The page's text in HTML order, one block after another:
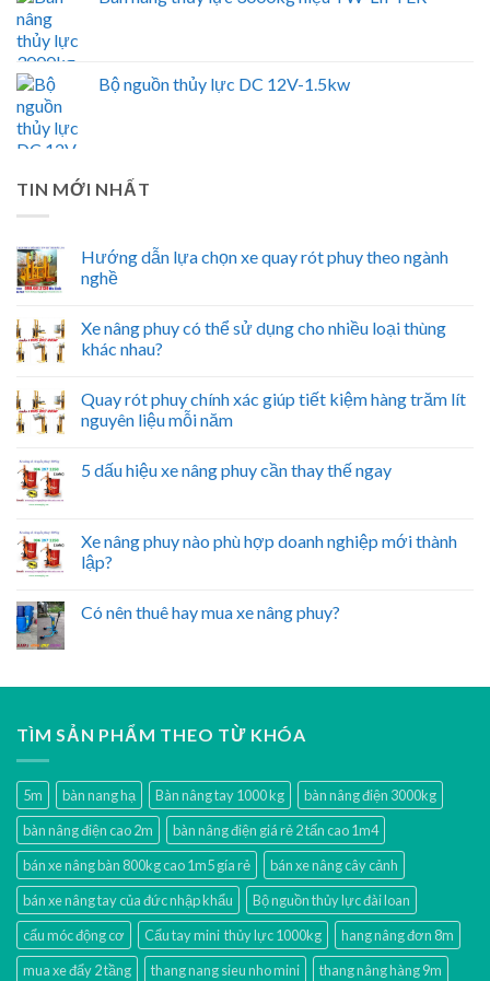
Bộ nguồn thủy lực DC 12V-1.5kw
TIN MỚI NHẤT
Hướng dẫn lựa chọn xe quay rót phuy theo ngành
nghề
Xe nâng phuy có thể sử dụng cho nhiều loại thùng
khác nhau?
Quay rót phuy chính xác giúp tiết kiệm hàng trăm lít
nguyên liệu mỗi năm
5 dấu hiệu xe nâng phuy cần thay thế ngay
Xe nâng phuy nào phù hợp doanh nghiệp mới thành
lập?
Có nên thuê hay mua xe nâng phuy?
TÌM SẢN PHẨM THEO TỪ KHÓA
5m bàn nang hạ Bàn nâng tay 1000 kg
bàn nâng điện 3000kg
bàn nâng điện cao 2m
bàn nâng điện giá rẻ 2 tấn cao 1m4
bán xe nâng bàn 800kg cao 1m5 gía rẻ
bán xe nâng cây cảnh
bán xe nâng tay của đức nhập khẩu
Bộ nguồn thủy lực đài loan
cẩu móc động cơ
Cẩu tay mini thủy lực 1000kg
hang nâng đơn 8m
mua xe đẩy 2 tầng
thang nang sieu nho mini
thang nâng hàng 9m